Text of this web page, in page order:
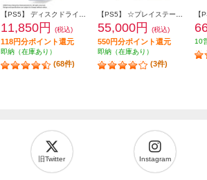
【PS5】 ディスクドライブ(Slimモデル用)
11,850円 (税込)
118円分ポイント還元
即納（在庫あり）
(68件)
【PS5】 ☆プレイステーション5本体 デジタル・エディション 日本語専用 Console Language: Japanese only
55,000円 (税込)
550円分ポイント還元
即納（在庫あり）
(3件)
10
旧Twitter Instagram